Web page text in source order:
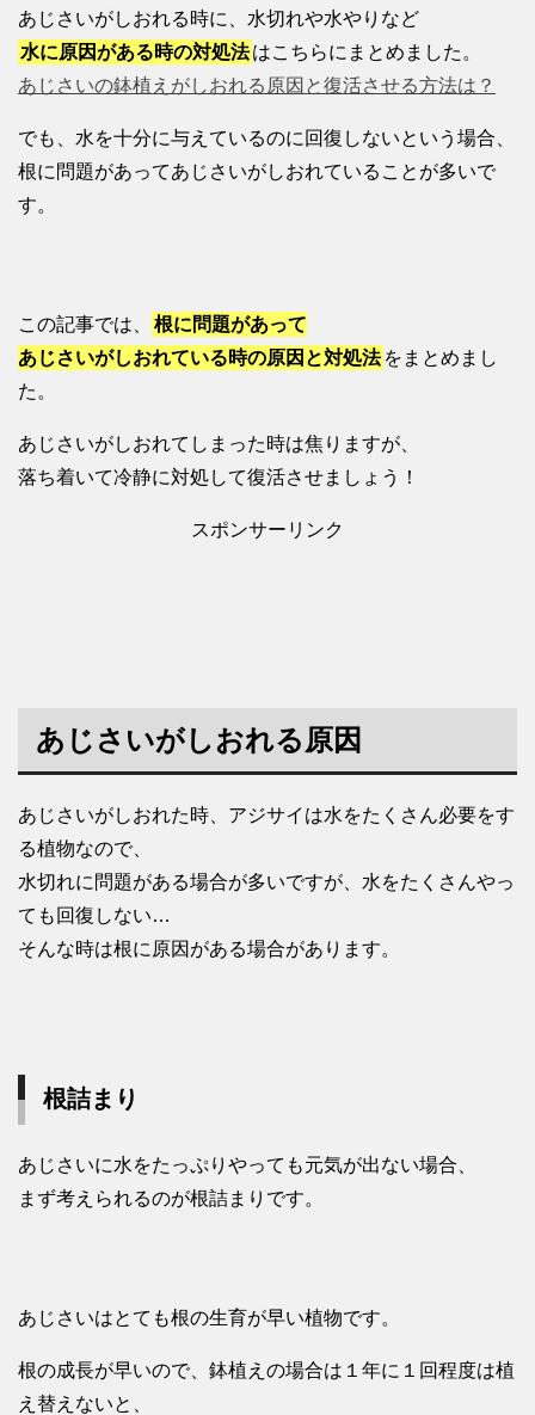
あじさいがしおれる時に、水切れや水やりなど
水に原因がある時の対処法はこちらにまとめました。
あじさいの鉢植えがしおれる原因と復活させる方法は？
でも、水を十分に与えているのに回復しないという場合、
根に問題があってあじさいがしおれていることが多いで
す。
この記事では、
根に問題があって
あじさいがしおれている時の原因と対処法 をまとめまし
た。
あじさいがしおれてしまった時は焦りますが、
落ち着いて冷静に対処して復活させましょう！
スポンサーリンク
あじさいがしおれる原因
あじさいがしおれた時、アジサイは水をたくさん必要をす
る植物なので、
水切れに問題がある場合が多いですが、水をたくさんやっ
ても回復しない…
そんな時は根に原因がある場合があります。
根詰まり
あじさいに水をたっぷりやっても元気が出ない場合、
まず考えられるのが根詰まりです。
あじさいはとても根の生育が早い植物です。
根の成長が早いので、鉢植えの場合は１年に１回程度は植
え替えないと、